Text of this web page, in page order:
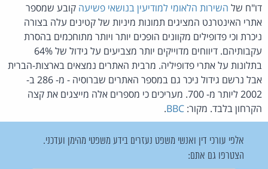
דו"ח של השירות הלאומי למודיעין בנושאי פשיעה קובע שמספר
אתרי האינטרנט המציגים תמונות מיניות של קטינים עלה בצורה
ניכרת וכי פדופילים מקוונים הופכים יותר ויותר מתוחכמים בהסרת
עקבותיהם. דיווחים מדוייקים יותר מצביעים על גידול של 64%
בתלונות על אתרי פדופיליה. מרבית האתרים נמצאים בארצות-הברית
אבל נרשם גידול ניכר גם במספר האתרים שברוסיה - מ- 286 ב-
2002 ליותר מ- 700. מעריכים כי מספרים אלה מייצגים את קצה
הקרחון בלבד. מקור: BBC
.
אלפי עורכי דין ואנשי משפט נעזרים בידע משפטי מהימן ועדכני.
הצטרפו גם אתם: